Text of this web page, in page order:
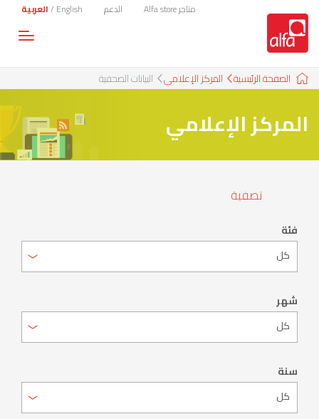
English
/العربية الدعم متاجر Alfa store
الصفحة الرئيسية
المركز الإعلامي البيانات الصحفية
المركز الإعلامي
تصفية
فئة
شهر
سنة